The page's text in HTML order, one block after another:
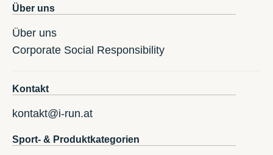
Über uns
Über uns
Corporate Social Responsibility
Kontakt
kontakt@i-run.at
Sport- & Produktkategorien